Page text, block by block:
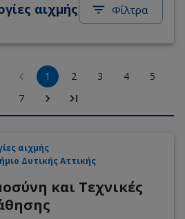
αιχμής Φίλτρα
1 2 3 4
5
7
αιχμής
Δυτικής Αττικής
και Τεχνικές